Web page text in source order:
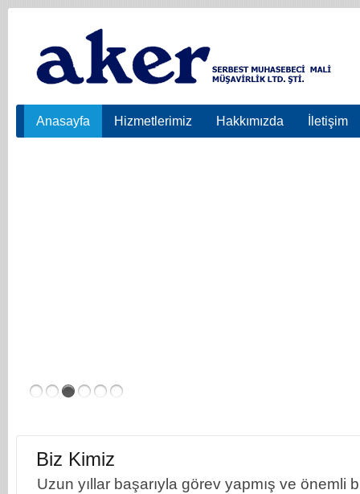
Anasayfa Hizmetlerimiz Hakkımızda İletişim
Biz Kimiz
Uzun yıllar başarıyla görev yapmış ve önemli